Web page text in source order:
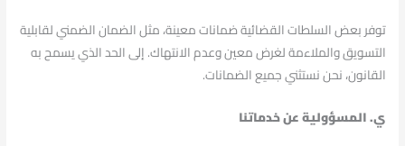
توفر بعض السلطات القضائية ضمانات معينة، مثل الضمان الضمني لقابلية
التسويق والملاءمة لغرض معين وعدم الانتهاك. إلى الحد الذي يسمح به
القانون، نحن نستثني جميع الضمانات.
ي. المسؤولية عن خدماتنا